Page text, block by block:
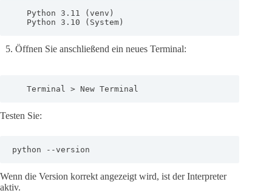
   Python 3.10 (System)
Öffnen Sie anschließend ein neues Terminal:
   Terminal > New Terminal
Testen Sie:
python --version
Wenn die Version korrekt angezeigt wird, ist der Interpreter
aktiv.